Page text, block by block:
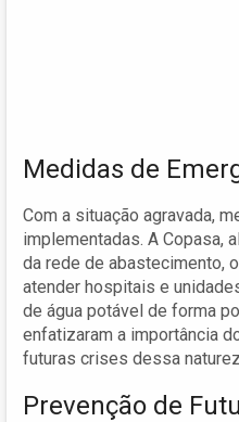
Medidas de
Com a situação agravada,
implementadas. A Copasa,
da rede de abastecimento,
atender hospitais e
de água potável de forma
enfatizaram a importância
futuras crises dessa
Prevenção de